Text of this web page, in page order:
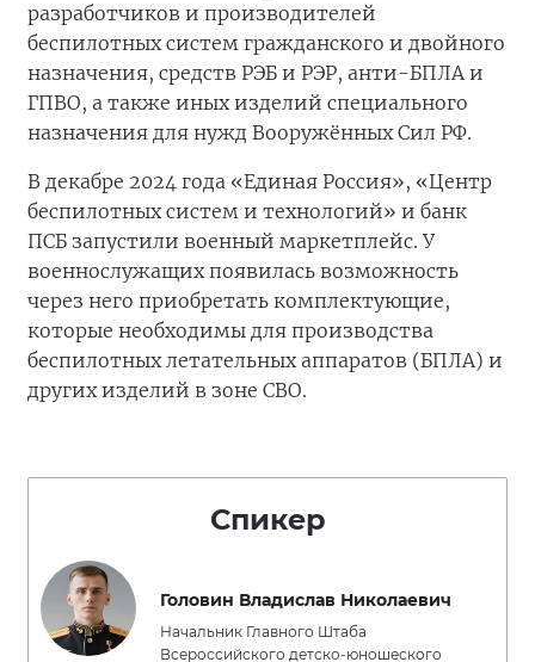
разработчиков и производителей
беспилотных систем гражданского и двойного
назначения, средств РЭБ и РЭР, анти-БПЛА и
ГПВО, а также иных изделий специального
назначения для нужд Вооружённых Сил РФ.
В декабре 2024 года «Единая Россия», «Центр
беспилотных систем и технологий» и банк
ПСБ запустили военный маркетплейс. У
военнослужащих появилась возможность
через него приобретать комплектующие,
которые необходимы для производства
беспилотных летательных аппаратов (БПЛА) и
других изделий в зоне СВО.
Спикер
Головин Владислав Николаевич
Начальник Главного Штаба
Всероссийского детско-юношеского